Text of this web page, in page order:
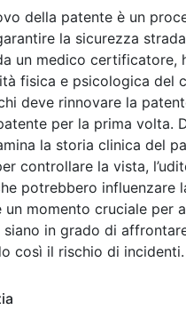
della patente è un
la sicurezza
un medico certificatore,
fisica e psicologica del
deve rinnovare la
per la prima volta.
la storia clinica del
controllare la vista,
potrebbero influenzare
momento cruciale per
in grado di
così il rischio di incidenti.